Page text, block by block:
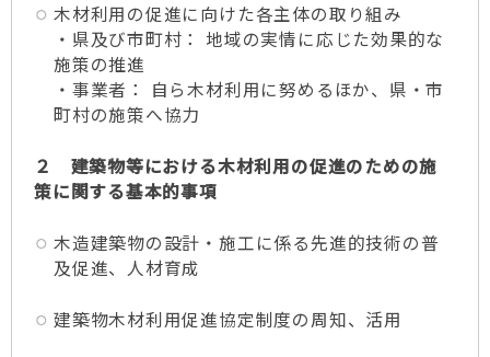
木材利用の促進に向けた各主体の取り組み
・県及び市町村： 地域の実情に応じた効果的な
施策の推進
・事業者： 自ら木材利用に努めるほか、県・市
町村の施策へ協力
２ 建築物等における木材利用の促進のための施
策に関する基本的事項
木造建築物の設計・施工に係る先進的技術の普
及促進、人材育成
建築物木材利用促進協定制度の周知、活用